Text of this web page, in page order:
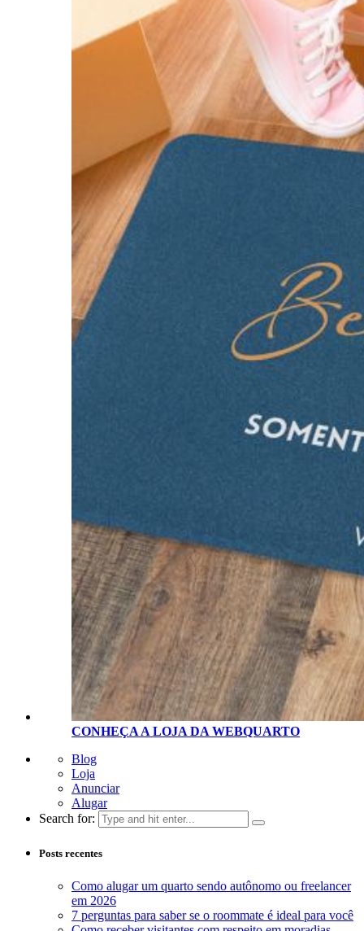
CONHEÇA A LOJA DA WEBQUARTO
Blog
Loja
Anunciar
Alugar
Search for:
Posts recentes
Como alugar um quarto sendo autônomo ou freelancer
em 2026
7 perguntas para saber se o roommate é ideal para você